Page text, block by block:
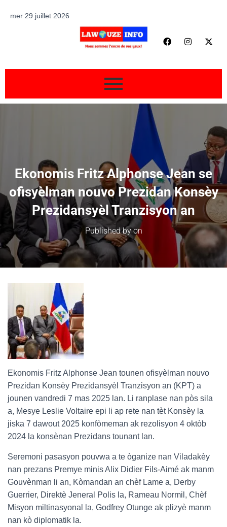
mer 29 juillet 2026
Ekonomis Fritz Alphonse Jean se
ofisyèlman nouvo Prezidan Konsèy
Prezidansyèl Tranzisyon an
Published byon
Ekonomis Fritz Alphonse Jean tounen ofisyèlman nouvo
Prezidan Konsèy Prezidansyèl Tranzisyon an (KPT) a
jounen vandredi 7 mas 2025 lan. Li ranplase nan pòs sila
a, Mesye Leslie Voltaire epi li ap rete nan tèt Konsèy la
jiska 7 dawout 2025 konfòmeman ak rezolisyon 4 oktòb
2024 la konsènan Prezidans tounant lan.
Seremoni pasasyon pouvwa a te òganize nan Viladakèy
nan prezans Premye minis Alix Didier Fils-Aimé ak manm
Gouvènman li an, Kòmandan an chèf Lame a, Derby
Guerrier, Direktè Jeneral Polis la, Rameau Normil, Chèf
Misyon miltinasyonal la, Godfrey Otunge ak plizyè manm
nan kò diplomatik la.